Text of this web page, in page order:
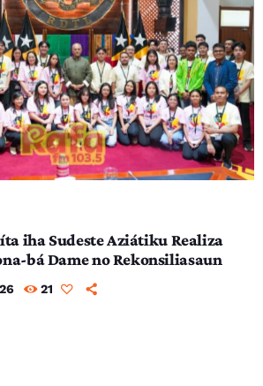
iha Sudeste Aziátiku Realiza
bá Dame no Rekonsiliasaun
21